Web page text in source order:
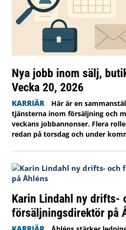
Nya jobb inom sälj,
Vecka 20, 2026
KARRIÄR
Här är en
tjänsterna inom försäljning och
veckans jobbannonser. Flera
redan på torsdag och under
Karin Lindahl ny drifts-
försäljningsdirektör på